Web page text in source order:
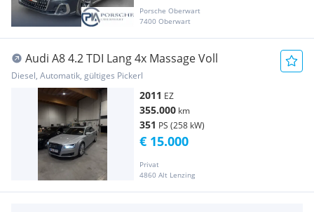
Porsche Oberwart
7400 Oberwart
Audi A8 4.2 TDI Lang 4x Massage Voll
Diesel, Automatik, gültiges Pickerl
2011 EZ
355.000 km
351 PS (258 kW)
Privat
4860 Alt Lenzing
€ 15.000